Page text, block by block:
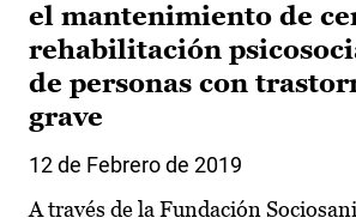
el mantenimiento de
rehabilitación
de personas con
grave
12 de Febrero de 2019
A través de la Fundación